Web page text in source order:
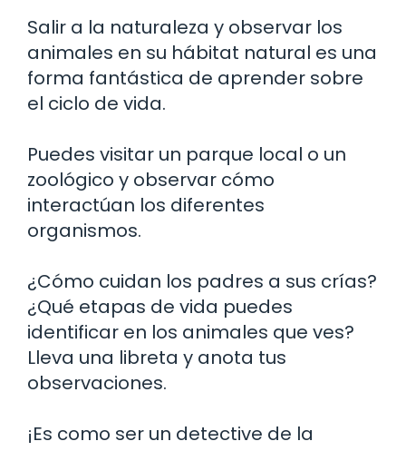
Salir a la naturaleza y observar los
animales en su hábitat natural es una
forma fantástica de aprender sobre
el ciclo de vida.
Puedes visitar un parque local o un
zoológico y observar cómo
interactúan los diferentes
organismos.
¿Cómo cuidan los padres a sus crías?
¿Qué etapas de vida puedes
identificar en los animales que ves?
Lleva una libreta y anota tus
observaciones.
¡Es como ser un detective de la